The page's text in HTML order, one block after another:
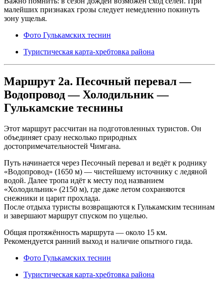
малейших признаках грозы следует немедленно покинуть
зону ущелья.
Фото Гулькамских теснин
Туристическая карта-хребтовка района
Маршрут 2a. Песочный перевал —
Водопровод — Холодильник —
Гулькамские теснины
Этот маршрут рассчитан на подготовленных туристов. Он
объединяет сразу несколько природных
достопримечательностей Чимгана.
Путь начинается через Песочный перевал и ведёт к роднику
«Водопровод» (1650 м) — чистейшему источнику с ледяной
водой. Далее тропа идёт к месту под названием
«Холодильник» (2150 м), где даже летом сохраняются
снежники и царит прохлада.
После отдыха туристы возвращаются к Гулькамским теснинам
и завершают маршрут спуском по ущелью.
Общая протяжённость маршрута — около 15 км.
Рекомендуется ранний выход и наличие опытного гида.
Фото Гулькамских теснин
Туристическая карта-хребтовка района